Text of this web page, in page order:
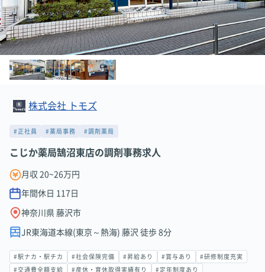
株式会社 トモズ
#正社員 #薬局事務 #調剤薬局
こじか薬局鵠沼東店の調剤事務求人
月収 20~26万円
年間休日 117 日
神奈川県 藤沢市
JR東海道本線(東京～熱海) 藤沢 徒歩 8分
#駅ナカ・駅チカ #社会保険完備 #昇給あり #賞与あり #研修制度充実
#交通費全額支給 #産休・育休取得実績有り #定年制度あり